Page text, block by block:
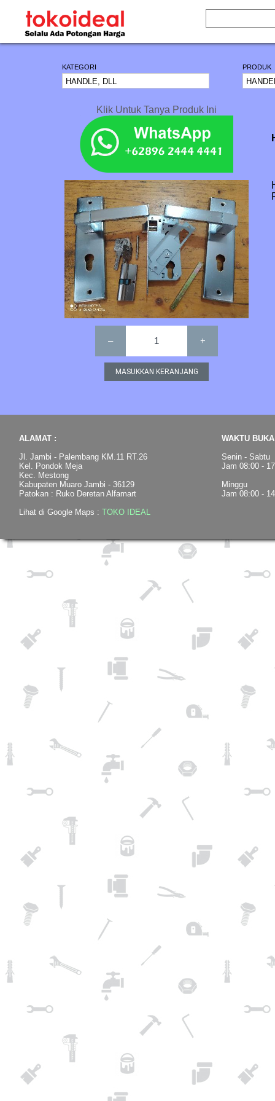
KATEGORI PRODUK
Klik Untuk Tanya Produk Ini
– 1 +
ALAMAT :
Jl. Jambi - Palembang KM.11 RT.26
Kel. Pondok Meja
Kec. Mestong
Kabupaten Muaro Jambi - 36129
Patokan : Ruko Deretan Alfamart
Lihat di Google Maps : TOKO IDEAL
WAKTU
Senin - Sabtu
Jam 08:00 -
Minggu
Jam 08:00 -